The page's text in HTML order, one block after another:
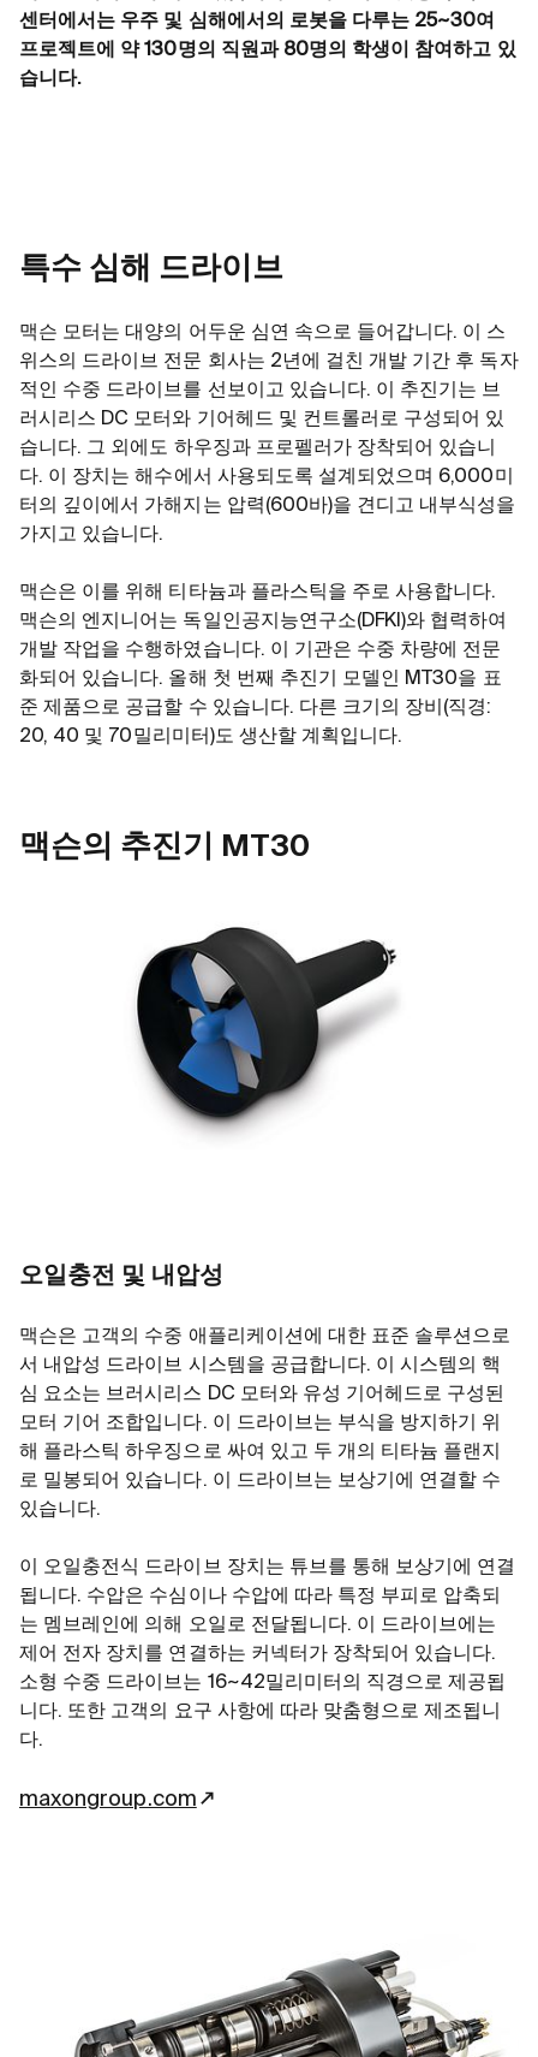
센터에서는 우주 및 심해에서의 로봇을 다루는 25~30여
프로젝트에 약 130명의 직원과 80명의 학생이 참여하고 있
습니다.
특수 심해 드라이브
맥슨 모터는 대양의 어두운 심연 속으로 들어갑니다. 이 스
위스의 드라이브 전문 회사는 2년에 걸친 개발 기간 후 독자
적인 수중 드라이브를 선보이고 있습니다. 이 추진기는 브
러시리스 DC 모터와 기어헤드 및 컨트롤러로 구성되어 있
습니다. 그 외에도 하우징과 프로펠러가 장착되어 있습니
다. 이 장치는 해수에서 사용되도록 설계되었으며 6,000미
터의 깊이에서 가해지는 압력(600바)을 견디고 내부식성을
가지고 있습니다.
맥슨은 이를 위해 티타늄과 플라스틱을 주로 사용합니다.
맥슨의 엔지니어는 독일인공지능연구소(DFKI)와 협력하여
개발 작업을 수행하였습니다. 이 기관은 수중 차량에 전문
화되어 있습니다. 올해 첫 번째 추진기 모델인 MT30을 표
준 제품으로 공급할 수 있습니다. 다른 크기의 장비(직경:
20, 40 및 70밀리미터)도 생산할 계획입니다.
맥슨의 추진기 MT30
오일충전 및 내압성
맥슨은 고객의 수중 애플리케이션에 대한 표준 솔루션으로
서 내압성 드라이브 시스템을 공급합니다. 이 시스템의 핵
심 요소는 브러시리스 DC 모터와 유성 기어헤드로 구성된
모터 기어 조합입니다. 이 드라이브는 부식을 방지하기 위
해 플라스틱 하우징으로 싸여 있고 두 개의 티타늄 플랜지
로 밀봉되어 있습니다. 이 드라이브는 보상기에 연결할 수
있습니다.
이 오일충전식 드라이브 장치는 튜브를 통해 보상기에 연결
됩니다. 수압은 수심이나 수압에 따라 특정 부피로 압축되
는 멤브레인에 의해 오일로 전달됩니다. 이 드라이브에는
제어 전자 장치를 연결하는 커넥터가 장착되어 있습니다.
소형 수중 드라이브는 16~42밀리미터의 직경으로 제공됩
니다. 또한 고객의 요구 사항에 따라 맞춤형으로 제조됩니
다.
maxongroup.com